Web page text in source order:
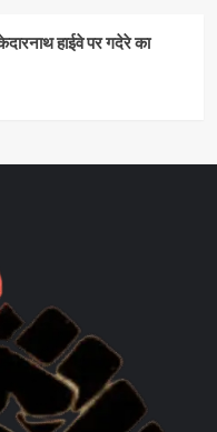
हाईवे पर गदेरे का